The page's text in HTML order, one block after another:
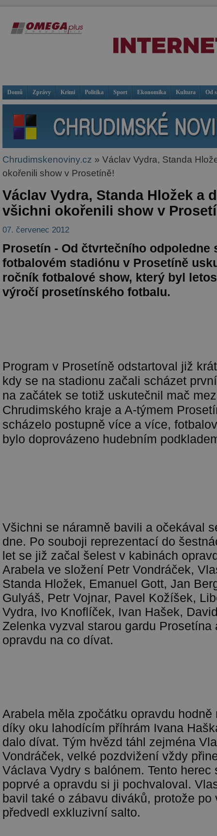
Domů Zprávy Krimi Politika Sport Ekonomika Kultura Od
Chrudimskenoviny.cz » Václav Vydra, Standa
okořenili show v Prosetíně!
Václav Vydra, Standa Hložek a
všichni okořenili show v
07. červenec 2012
Prosetín - Od čtvrtečního odpoledne
fotbalovém stadiónu v Prosetíně
ročník fotbalové show, který byl
výročí prosetínského fotbalu.
Program v Prosetíně odstartoval již
kdy se na stadionu začali scházet
na začátek se totiž uskutečnil mač
Chrudimského kraje a A-týmem
scházelo postupně více a více,
bylo doprovázeno hudebním
Všichni se náramně bavili a očekával
dne. Po souboji reprezentací do
let se již začal šelest v kabinách
Arabela ve složení Petr Vondráček,
Standa Hložek, Emanuel Gott, Jan
Gulyáš, Petr Vojnar, Pavel Kožíšek,
Vydra, Ivo Knoflíček, Ivan Hašek,
Zelenka vyzval starou gardu Prosetína
opravdu na co dívat.
Arabela měla zpočátku opravdu hodně
díky oku lahodícím příhrám Ivana
dalo dívat. Tým hvězd táhl zejména
Vondráček, velké pozdvižení vždy
Václava Vydry s balónem. Tento herec
poprvé a opravdu si ji pochvaloval.
bavil také o zábavu diváků, protože po
předvedl exkluzivní salto.